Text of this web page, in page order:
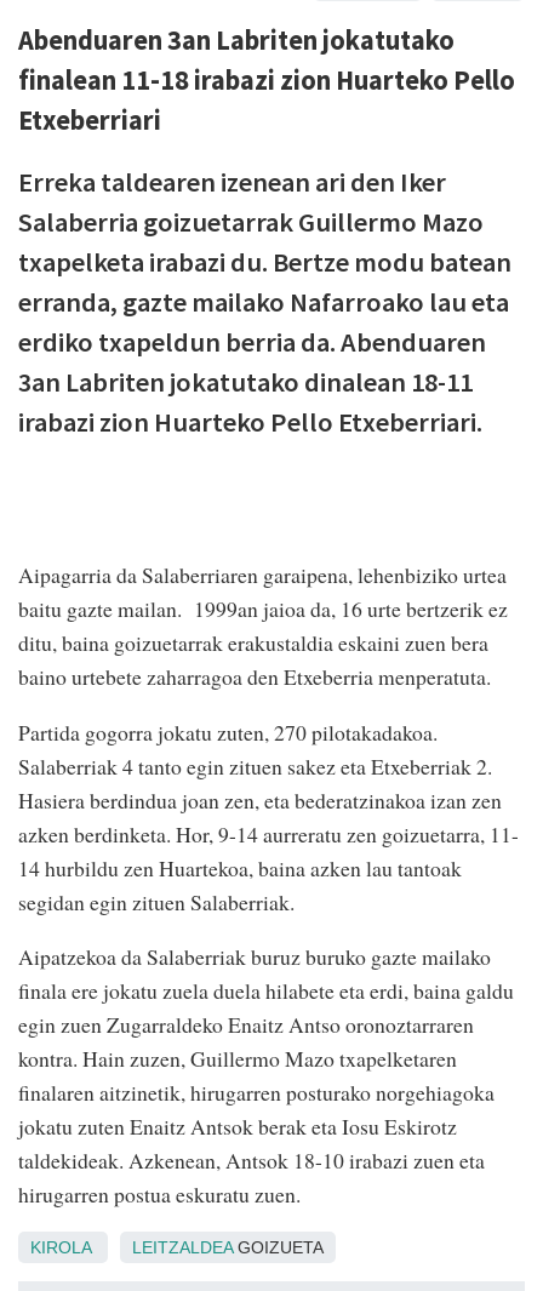
Abenduaren 3an Labriten jokatutako
finalean 11-18 irabazi zion Huarteko Pello
Etxeberriari
Erreka taldearen izenean ari den Iker
Salaberria goizuetarrak Guillermo Mazo
txapelketa irabazi du. Bertze modu batean
erranda, gazte mailako Nafarroako lau eta
erdiko txapeldun berria da. Abenduaren
3an Labriten jokatutako dinalean 18-11
irabazi zion Huarteko Pello Etxeberriari.
Aipagarria da Salaberriaren garaipena, lehenbiziko urtea
baitu gazte mailan. 1999an jaioa da, 16 urte bertzerik ez
ditu, baina goizuetarrak erakustaldia eskaini zuen bera
baino urtebete zaharragoa den Etxeberria menperatuta.
Partida gogorra jokatu zuten, 270 pilotakadakoa.
Salaberriak 4 tanto egin zituen sakez eta Etxeberriak 2.
Hasiera berdindua joan zen, eta bederatzinakoa izan zen
azken berdinketa. Hor, 9-14 aurreratu zen goizuetarra, 11-
14 hurbildu zen Huartekoa, baina azken lau tantoak
segidan egin zituen Salaberriak.
Aipatzekoa da Salaberriak buruz buruko gazte mailako
finala ere jokatu zuela duela hilabete eta erdi, baina galdu
egin zuen Zugarraldeko Enaitz Antso oronoztarraren
kontra. Hain zuzen, Guillermo Mazo txapelketaren
finalaren aitzinetik, hirugarren posturako norgehiagoka
jokatu zuten Enaitz Antsok berak eta Iosu Eskirotz
taldekideak. Azkenean, Antsok 18-10 irabazi zuen eta
hirugarren postua eskuratu zuen.
KIROLA LEITZALDEAGOIZUETA